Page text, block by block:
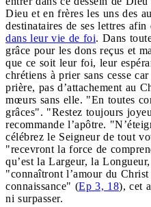
Dieu et en frères les uns des
destinataires de ses lettres afin
dans leur vie de foi. Dans
grâce pour les dons reçus et
que ce soit leur foi, leur
chrétiens à prier sans cesse
prière, pas d’attachement au
mœurs sans elle. "En toutes
grâces". "Restez toujours
recommande l’apôtre.
célébrez le Seigneur de tout
"recevront la force de
qu’est la Largeur, la
"connaîtront l’amour du Christ
connaissance" (Ep 3, 18), cet
ni surpasser.